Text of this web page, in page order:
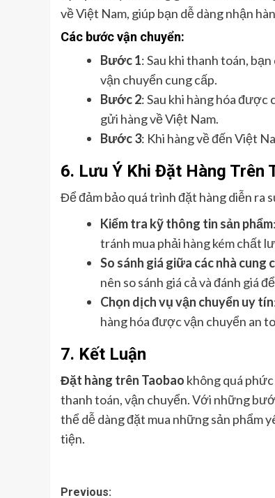
về Việt Nam, giúp bạn dễ dàng nhận
Các bước vận chuyển:
Bước 1: Sau khi thanh toán,
vận chuyển cung cấp.
Bước 2: Sau khi hàng hóa
gửi hàng về Việt Nam.
Bước 3: Khi hàng về đến Việt
6. Lưu Ý Khi Đặt Hàng Trên
Để đảm bảo quá trình đặt hàng diễn ra
Kiểm tra kỹ thông tin sản phẩm
tránh mua phải hàng kém chất
So sánh giá giữa các nhà cung
nên so sánh giá cả và đánh giá
Chọn dịch vụ vận chuyển uy tín
hàng hóa được vận chuyển an
7. Kết Luận
Đặt hàng trên Taobao không quá
thanh toán, vận chuyển. Với những
thể dễ dàng đặt mua những sản phẩm
tiện.
Previous: